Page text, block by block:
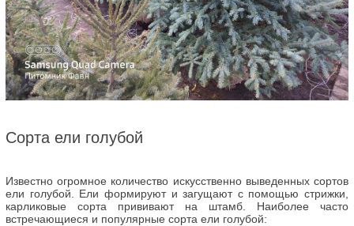
Сорта ели голубой
Известно огромное количество искусственно выведенных сортов
ели голубой. Ели формируют и загущают с помощью стрижки,
карликовые сорта прививают на штамб. Наиболее часто
встречающиеся и популярные сорта ели голубой: